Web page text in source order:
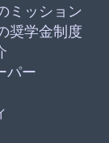
ミッション
奨学金制度
パー